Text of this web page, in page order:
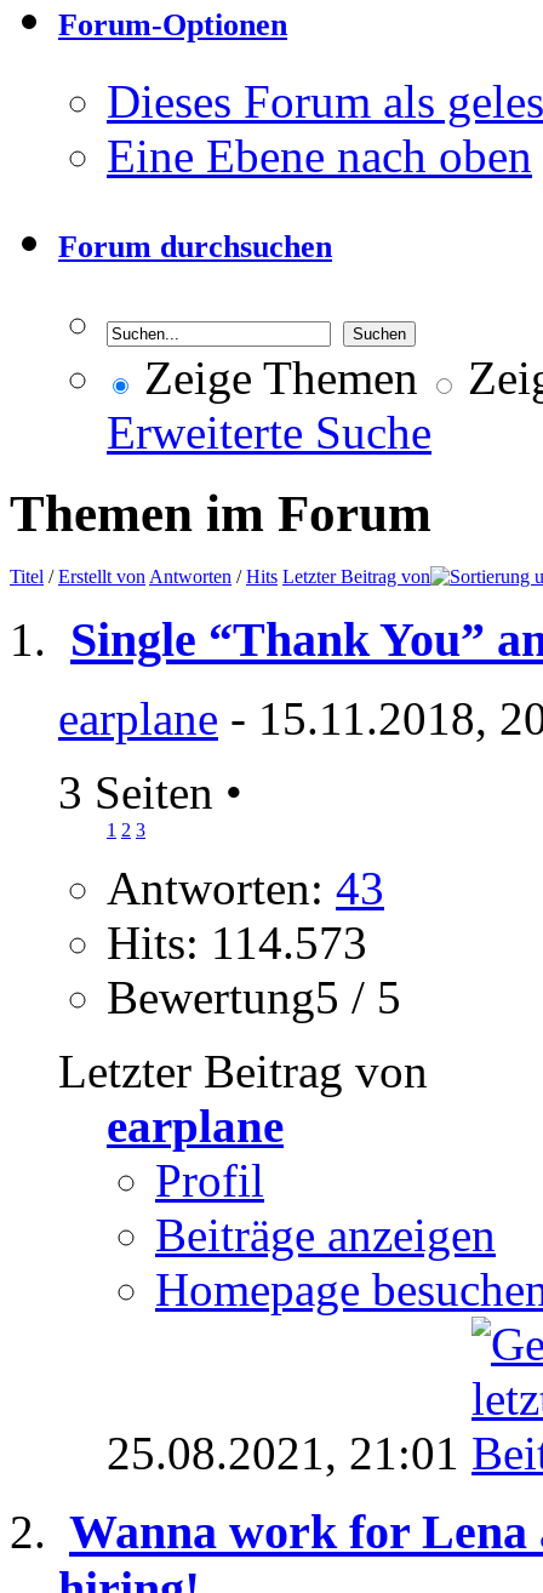
Forum-Optionen
Dieses Forum als
Eine Ebene nach oben
Forum durchsuchen
Zeige Themen
Erweiterte Suche
Themen im Forum
Titel /Erstellt vonAntworten /Hits Letzter Beitrag von
Single “Thank You”
earplane - 15.11.2018,
3 Seiten •
1 2 3
Antworten: 43
Hits: 114.573
Bewertung5 / 5
Letzter Beitrag von
earplane
Profil
Beiträge anzeigen
Homepage
25.08.2021, 21:01
Wanna work for Lena